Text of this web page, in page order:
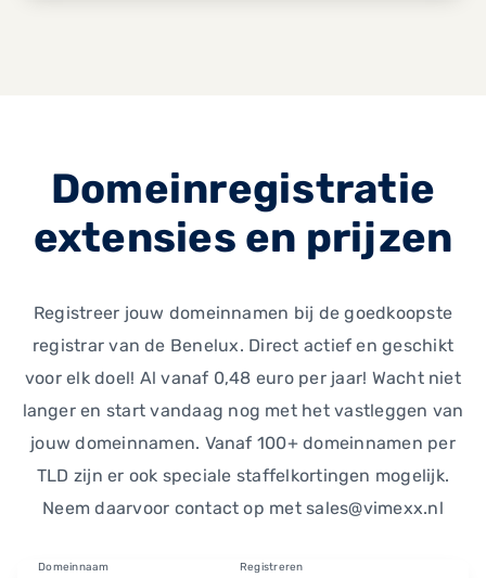
Domeinregistratie
extensies en prijzen
Registreer jouw domeinnamen bij de goedkoopste
registrar van de Benelux. Direct actief en geschikt
voor elk doel! Al vanaf 0,48 euro per jaar! Wacht niet
langer en start vandaag nog met het vastleggen van
jouw domeinnamen. Vanaf 100+ domeinnamen per
TLD zijn er ook speciale staffelkortingen mogelijk.
Neem daarvoor contact op met sales@vimexx.nl
Domeinnaam Registreren